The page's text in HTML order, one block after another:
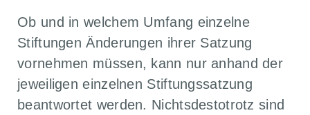
Ob und in welchem Umfang einzelne
Stiftungen Änderungen ihrer Satzung
vornehmen müssen, kann nur anhand der
jeweiligen einzelnen Stiftungssatzung
beantwortet werden. Nichtsdestotrotz sind